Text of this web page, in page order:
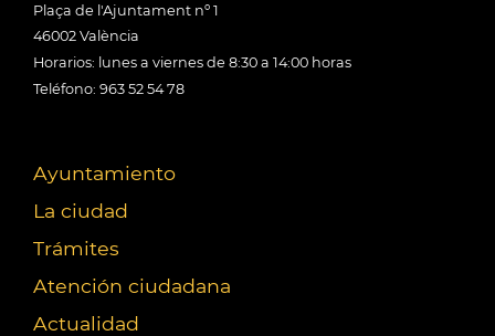
Plaça de l'Ajuntament nº 1
46002 València
Horarios: lunes a viernes de 8:30 a 14:00 horas
Teléfono: 963 52 54 78
Ayuntamiento
La ciudad
Trámites
Atención ciudadana
Actualidad